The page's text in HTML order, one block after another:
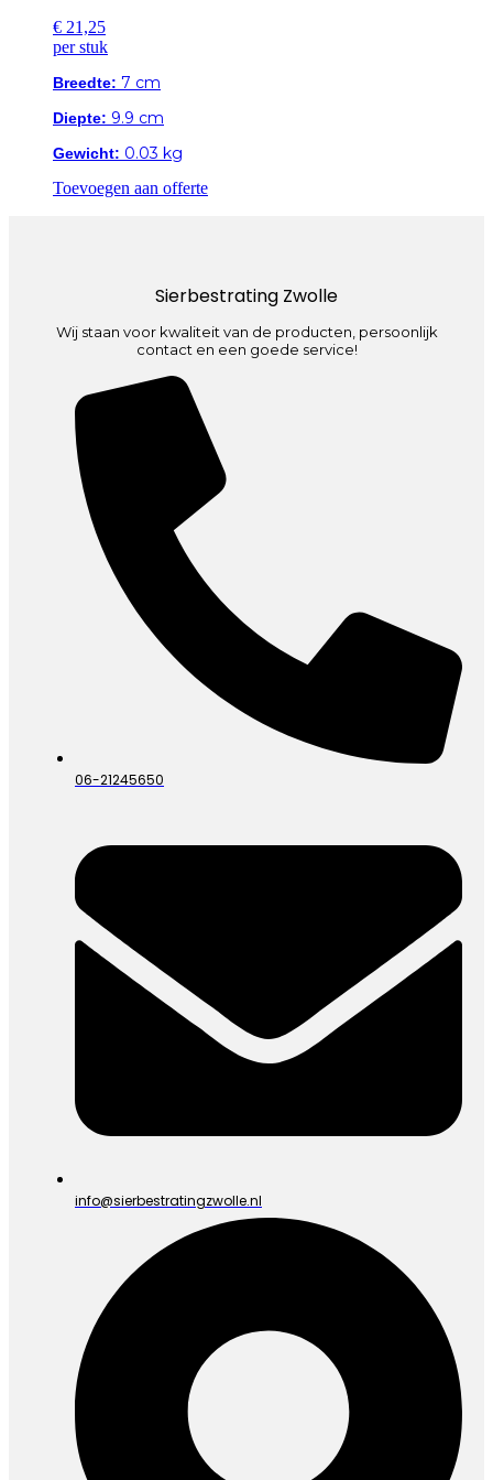
€ 21,25
per stuk
Breedte: 7 cm
Diepte: 9.9 cm
Gewicht: 0.03 kg
Toevoegen aan offerte
Sierbestrating Zwolle
Wij staan voor kwaliteit van de producten, persoonlijk
contact en een goede service!
06-21245650
info@sierbestratingzwolle.nl